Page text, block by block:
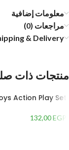
معلومات إضافية
مراجعات (0)
& Delivery
منتجات ذات
Action Play Set
132,00EGP